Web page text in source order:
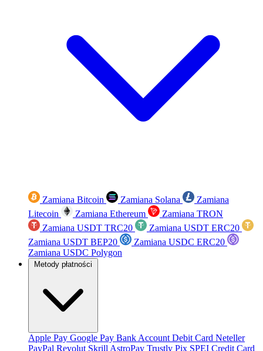
Zamiana Bitcoin Zamiana Solana
Zamiana
Litecoin
Zamiana Ethereum
Zamiana TRON
Zamiana USDT TRC20
Zamiana USDT ERC20
Zamiana USDT BEP20
Zamiana USDC ERC20
Zamiana USDC Polygon
Metody płatności
Apple Pay Google Pay Bank Account Debit Card Neteller
PayPal Revolut Skrill AstroPay Trustly Pix SPEI Credit Card